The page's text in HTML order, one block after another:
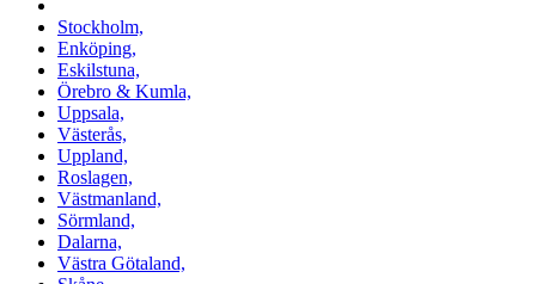
Stockholm,
Enköping,
Eskilstuna,
Örebro & Kumla,
Uppsala,
Västerås,
Uppland,
Roslagen,
Västmanland,
Sörmland,
Dalarna,
Västra Götaland,